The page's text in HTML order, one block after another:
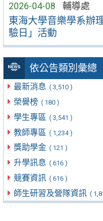
2026-04-08 輔導處
東海大學音樂學系辦
驗日」活動
依公告類別彙總
最新消息 ( 3,510 )
榮譽榜 ( 180 )
學生專區 ( 3,541 )
教師專區 ( 1,234 )
獎助學金 ( 121 )
升學訊息 ( 616 )
競賽資訊 ( 616 )
師生研習及營隊資訊 (